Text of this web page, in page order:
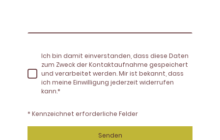
Ich bin damit einverstanden, dass diese Daten
zum Zweck der Kontaktaufnahme gespeichert
und verarbeitet werden. Mir ist bekannt, dass
ich meine Einwilligung jederzeit widerrufen
kann.*
* Kennzeichnet erforderliche Felder
Senden